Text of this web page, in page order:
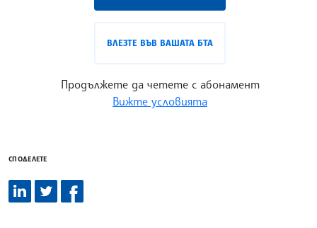
ВЛЕЗТЕ ВЪВ ВАШАТА БТА
Продължете да четете с абонамент
Вижте условията
СПОДЕЛЕТЕ